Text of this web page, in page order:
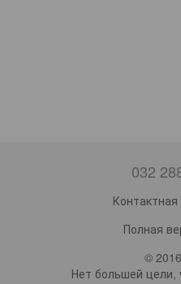
032
Полная
©
Нет большей цели,